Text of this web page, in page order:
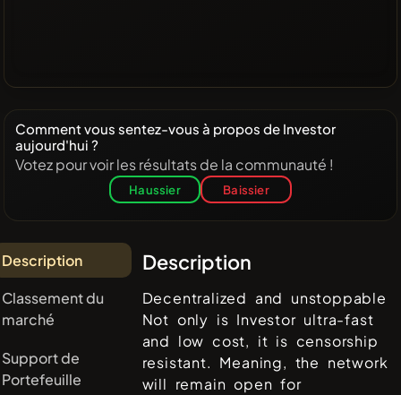
Comment vous sentez-vous à propos de Investor
aujourd'hui ?
Votez pour voir les résultats de la communauté !
Haussier Baissier
Description
Classement du
marché
Support de
Portefeuille
Description
Decentralized and unstoppable
Not only is Investor ultra-fast
and low cost, it is censorship
resistant. Meaning, the network
will remain open for